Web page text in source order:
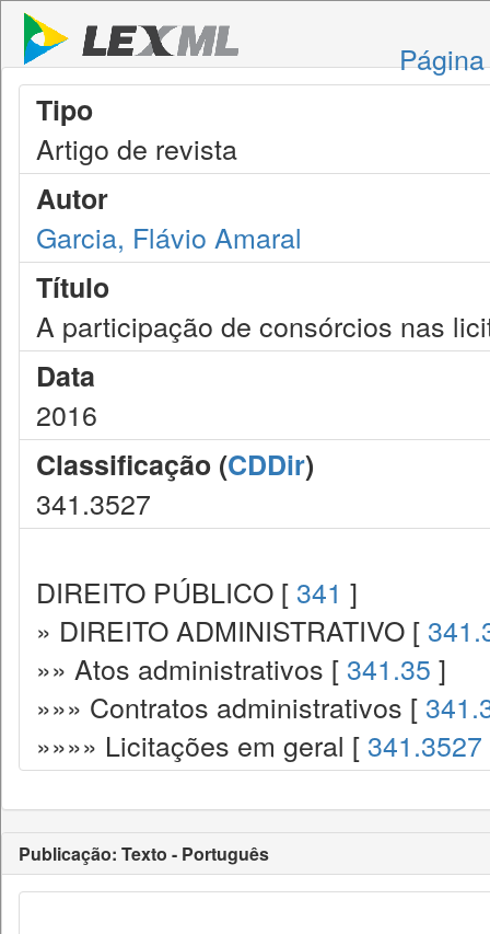
Tipo
Artigo de revista
Autor
Garcia, Flávio Amaral
Título
A participação de consórcios nas
Data
2016
Classificação (CDDir)
341.3527
DIREITO PÚBLICO [ 341 ]
» DIREITO ADMINISTRATIVO [
»» Atos administrativos [ 341.35 ]
»»» Contratos administrativos [
»»»» Licitações em geral [ 341.3527
Publicação: Texto - Português